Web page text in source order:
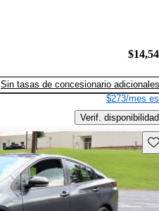
Sin tasas de concesionario adicionales
$273/mes
Verif. disponibilidad